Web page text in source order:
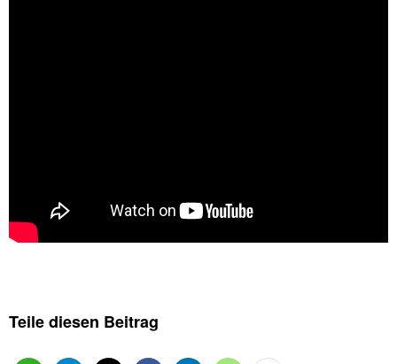
Teile diesen Beitrag